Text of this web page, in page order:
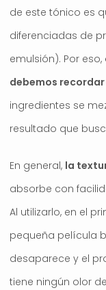
de este tónico es
diferenciadas de
emulsión). Por eso,
debemos
ingredientes se
resultado que
En general, la
absorbe con
Al utilizarlo, en el
pequeña película
desaparece y el
tiene ningún olor